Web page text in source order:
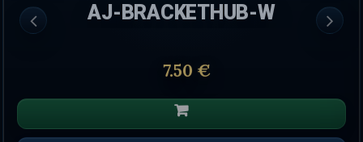
AJ-BRACKETHUB-W
7.50 €